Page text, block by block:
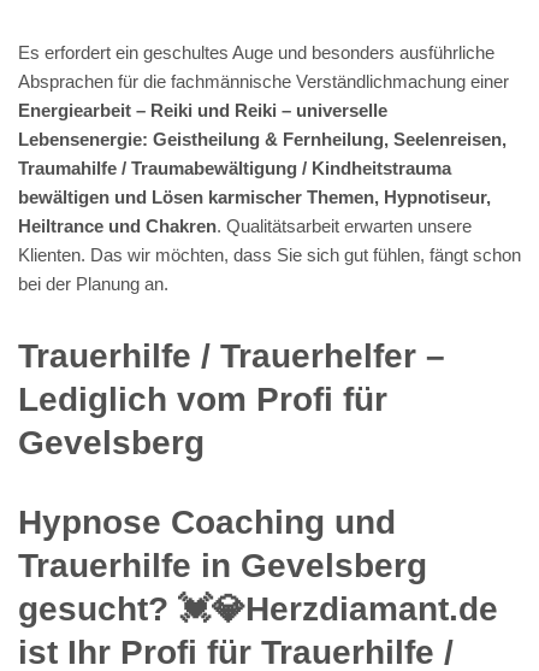
Es erfordert ein geschultes Auge und besonders ausführliche
Absprachen für die fachmännische Verständlichmachung einer
Energiearbeit – Reiki und Reiki – universelle
Lebensenergie: Geistheilung & Fernheilung, Seelenreisen,
Traumahilfe / Traumabewältigung / Kindheitstrauma
bewältigen und Lösen karmischer Themen, Hypnotiseur,
Heiltrance und Chakren. Qualitätsarbeit erwarten unsere
Klienten. Das wir möchten, dass Sie sich gut fühlen, fängt schon
bei der Planung an.
Trauerhilfe / Trauerhelfer –
Lediglich vom Profi für
Gevelsberg
Hypnose Coaching und
Trauerhilfe in Gevelsberg
gesucht? 💓️💎Herzdiamant.de
ist Ihr Profi für Trauerhilfe /